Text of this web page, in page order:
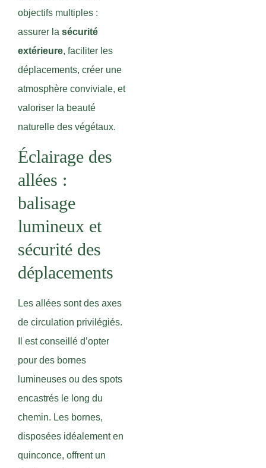
objectifs multiples :
assurer la sécurité
extérieure, faciliter les
déplacements, créer une
atmosphère conviviale, et
valoriser la beauté
naturelle des végétaux.
Éclairage des
allées :
balisage
lumineux et
sécurité des
déplacements
Les allées sont des axes
de circulation privilégiés.
Il est conseillé d’opter
pour des bornes
lumineuses ou des spots
encastrés le long du
chemin. Les bornes,
disposées idéalement en
quinconce, offrent un